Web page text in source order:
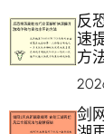
反
速
方
剑